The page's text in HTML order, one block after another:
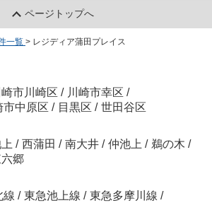
ページトップへ
一覧 > レジディア蒲田プレイス
崎市川崎区 / 川崎市幸区 /
市中原区 / 目黒区 / 世田谷区
/ 西蒲田 / 南大井 / 仲池上 / 鵜の木 /
郷
線 / 東急池上線 / 東急多摩川線 /